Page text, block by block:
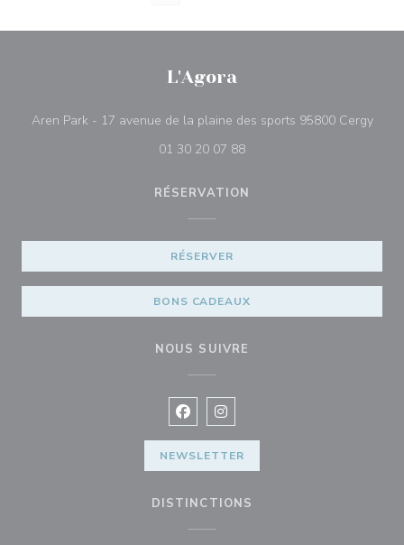
L'Agora
Aren Park - 17 avenue de la plaine des sports 95800 Cergy
01 30 20 07 88
RÉSERVATION
RÉSERVER
BONS CADEAUX
NOUS SUIVRE
Facebook ((ouvre une nouvelle
Instagram ((ouvre une
NEWSLETTER
DISTINCTIONS